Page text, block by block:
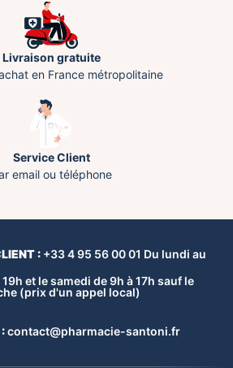
Livraison gratuite
en France métropolitaine
Service Client
email ou téléphone
:+33 4 95 56 00 01 Du lundi au
et le samedi de 9h à 17h sauf le
(prix d'un appel local)
contact@pharmacie-santoni.fr